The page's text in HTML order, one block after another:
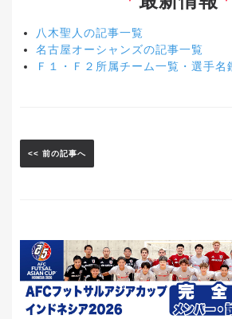
八木聖人の記事一覧
名古屋オーシャンズの記事一覧
Ｆ１・Ｆ２所属チーム一覧・選手名
<< 前の記事へ